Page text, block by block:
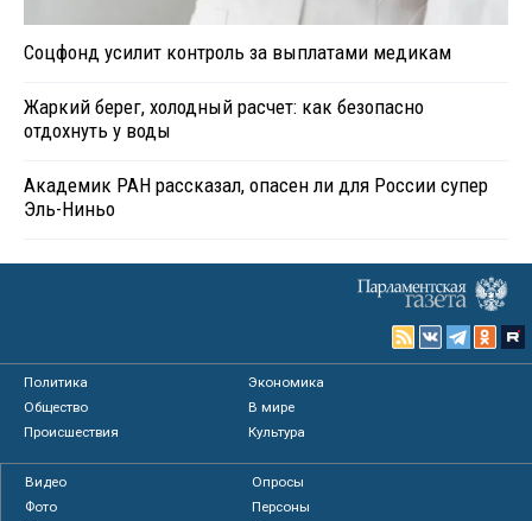
Соцфонд усилит контроль за выплатами медикам
Жаркий берег, холодный расчет: как безопасно
отдохнуть у воды
Академик РАН рассказал, опасен ли для России супер
Эль-Ниньо
Политика
Экономика
Общество
В мире
Происшествия
Культура
Видео
Опросы
Фото
Персоны